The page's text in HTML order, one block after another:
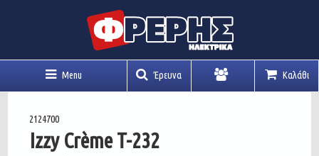
Menu Έρευνα Καλάθι
2124700
Izzy Crème T-232